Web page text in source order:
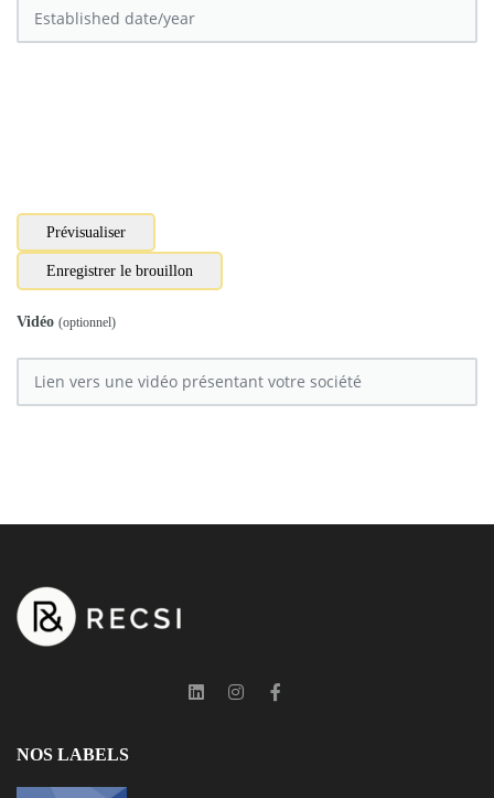
Vidéo (optionnel)
NOS LABELS